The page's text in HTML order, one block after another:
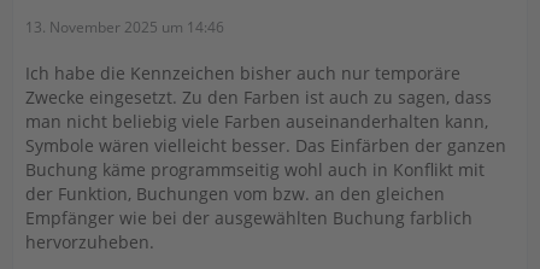
13. November 2025 um 14:46
Ich habe die Kennzeichen bisher auch nur temporäre
Zwecke eingesetzt. Zu den Farben ist auch zu sagen, dass
man nicht beliebig viele Farben auseinanderhalten kann,
Symbole wären vielleicht besser. Das Einfärben der ganzen
Buchung käme programmseitig wohl auch in Konflikt mit
der Funktion, Buchungen vom bzw. an den gleichen
Empfänger wie bei der ausgewählten Buchung farblich
hervorzuheben.